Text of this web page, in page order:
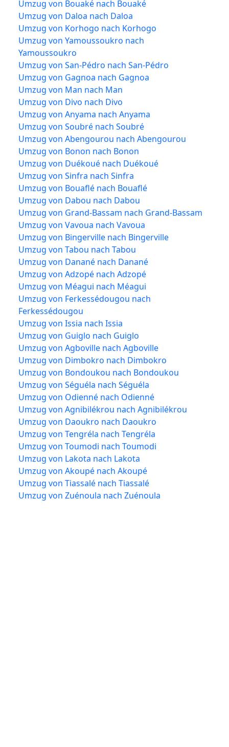
Umzug von Bouaké nach Bouaké
Umzug von Daloa nach Daloa
Umzug von Korhogo nach Korhogo
Umzug von Yamoussoukro nach
Yamoussoukro
Umzug von San-Pédro nach San-Pédro
Umzug von Gagnoa nach Gagnoa
Umzug von Man nach Man
Umzug von Divo nach Divo
Umzug von Anyama nach Anyama
Umzug von Soubré nach Soubré
Umzug von Abengourou nach Abengourou
Umzug von Bonon nach Bonon
Umzug von Duékoué nach Duékoué
Umzug von Sinfra nach Sinfra
Umzug von Bouaflé nach Bouaflé
Umzug von Dabou nach Dabou
Umzug von Grand-Bassam nach Grand-Bassam
Umzug von Vavoua nach Vavoua
Umzug von Bingerville nach Bingerville
Umzug von Tabou nach Tabou
Umzug von Danané nach Danané
Umzug von Adzopé nach Adzopé
Umzug von Méagui nach Méagui
Umzug von Ferkessédougou nach
Ferkessédougou
Umzug von Issia nach Issia
Umzug von Guiglo nach Guiglo
Umzug von Agboville nach Agboville
Umzug von Dimbokro nach Dimbokro
Umzug von Bondoukou nach Bondoukou
Umzug von Séguéla nach Séguéla
Umzug von Odienné nach Odienné
Umzug von Agnibilékrou nach Agnibilékrou
Umzug von Daoukro nach Daoukro
Umzug von Tengréla nach Tengréla
Umzug von Toumodi nach Toumodi
Umzug von Lakota nach Lakota
Umzug von Akoupé nach Akoupé
Umzug von Tiassalé nach Tiassalé
Umzug von Zuénoula nach Zuénoula